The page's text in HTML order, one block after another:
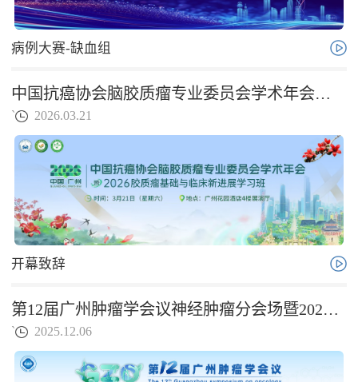
病例大赛-缺血组
中国抗癌协会脑胶质瘤专业委员会学术年会暨2026胶质瘤基础与临床进展学习班
` 2026.03.21
开幕致辞
第12届广州肿瘤学会议神经肿瘤分会场暨2025广东神经肿瘤学术年会暨NGMA华南联盟成立大会
` 2025.12.06